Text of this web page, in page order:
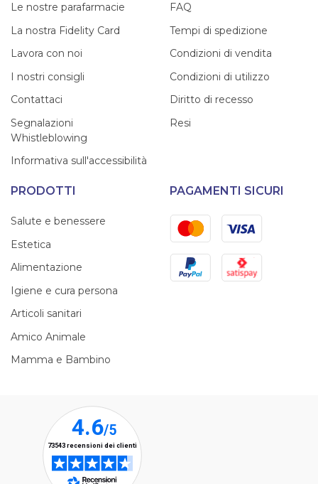
Le nostre parafarmacie
La nostra Fidelity Card
Lavora con noi
I nostri consigli
Contattaci
Segnalazioni
Whistleblowing
Informativa sull'accessibilità
FAQ
Tempi di spedizione
Condizioni di vendita
Condizioni di utilizzo
Diritto di recesso
Resi
PRODOTTI
Salute e benessere
Estetica
Alimentazione
Igiene e cura persona
Articoli sanitari
Amico Animale
Mamma e Bambino
PAGAMENTI SICURI
MastercardVisa
PayPal Satispay